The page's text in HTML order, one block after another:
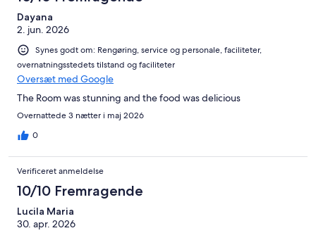
831
anmeldelser
Dayana
2. jun. 2026
Synes godt om: Rengøring, service og personale, faciliteter,
overnatningsstedets tilstand og faciliteter
Oversæt med Google
The Room was stunning and the food was delicious
Overnattede 3 nætter i maj 2026
0
Verificeret anmeldelse
10/10 Fremragende
Lucila Maria
30. apr. 2026